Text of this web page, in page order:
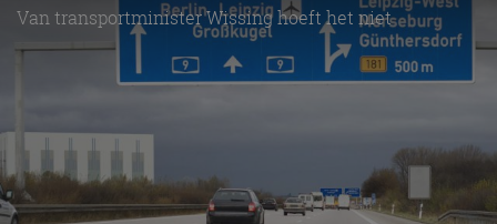
Van transportminister Wissing hoeft het niet